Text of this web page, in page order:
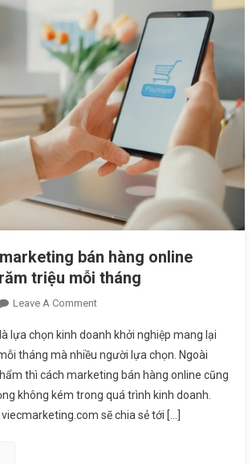
Nào?
bán hàng online
triệu mỗi tháng
Leave A CommentOn
6
Cách
Marketing
Bán
Hàng
lựa chọn kinh doanh khởi nghiệp mang lại
tháng mà nhiều người lựa chọn. Ngoài
thì cách marketing bán hàng online cũng
không kém trong quá trình kinh doanh.
sẽ chia sẻ tới […]